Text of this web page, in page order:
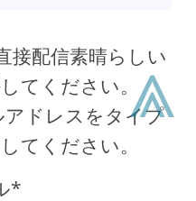
接配信素晴らしい
てください。
アドレスをタイプ
てください。
*
⩓